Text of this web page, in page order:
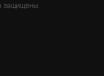
защищены.